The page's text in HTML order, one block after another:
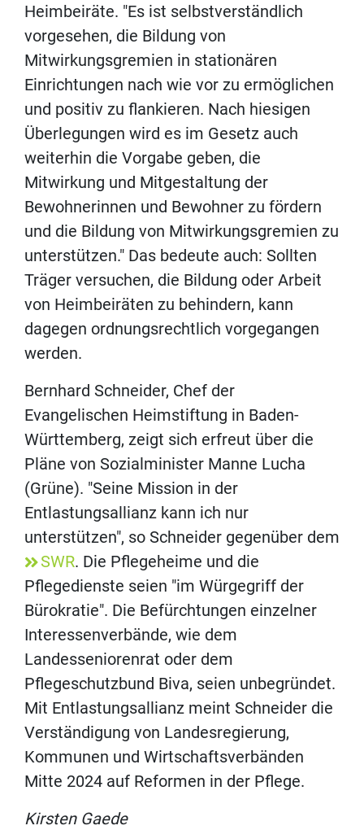
Heimbeiräte. "Es ist selbstverständlich
vorgesehen, die Bildung von
Mitwirkungsgremien in stationären
Einrichtungen nach wie vor zu ermöglichen
und positiv zu flankieren. Nach hiesigen
Überlegungen wird es im Gesetz auch
weiterhin die Vorgabe geben, die
Mitwirkung und Mitgestaltung der
Bewohnerinnen und Bewohner zu fördern
und die Bildung von Mitwirkungsgremien zu
unterstützen." Das bedeute auch: Sollten
Träger versuchen, die Bildung oder Arbeit
von Heimbeiräten zu behindern, kann
dagegen ordnungsrechtlich vorgegangen
werden.
Bernhard Schneider, Chef der
Evangelischen Heimstiftung in Baden-
Württemberg, zeigt sich erfreut über die
Pläne von Sozialminister Manne Lucha
(Grüne). "Seine Mission in der
Entlastungsallianz kann ich nur
unterstützen", so Schneider gegenüber dem
SWR. Die Pflegeheime und die
Pflegedienste seien "im Würgegriff der
Bürokratie". Die Befürchtungen einzelner
Interessenverbände, wie dem
Landesseniorenrat oder dem
Pflegeschutzbund Biva, seien unbegründet.
Mit Entlastungsallianz meint Schneider die
Verständigung von Landesregierung,
Kommunen und Wirtschaftsverbänden
Mitte 2024 auf Reformen in der Pflege.
Kirsten Gaede